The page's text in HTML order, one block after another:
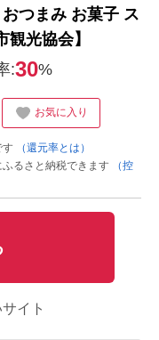
つまみ お菓子 ス
光協会】
:30%
お気に入り
（還元率とは）
るさと納税できます
（控
イト